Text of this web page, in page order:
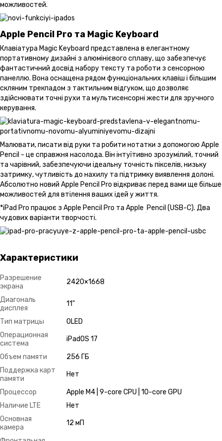
можливостей.
Apple Pencil Pro та Magic Keyboard
Клавіатура Magic Keyboard представлена в елегантному
портативному дизайні з алюмінієвого сплаву, що забезпечує
фантастичний досвід набору тексту та роботи з сенсорною
панеллю. Вона оснащена рядом функціональних клавіш і більшим
скляним трекпадом з тактильним відгуком, що дозволяє
здійснювати точні рухи та мультисенсорні жести для зручного
керування.
Малювати, писати від руки та робити нотатки з допомогою Apple
Pencil - це справжня насолода. Він інтуїтивно зрозумілий, точний
та чарівний, забезпечуючи ідеальну точність пікселів, низьку
затримку, чутливість до нахилу та підтримку виявлення долоні.
Абсолютно новий Apple Pencil Pro відкриває перед вами ще більше
можливостей для втілення ваших ідей у життя.
*iPad Pro працює з Apple Pencil Pro та Apple Pencil (USB-C). Два
чудових варіанти творчості.
Характеристики
Разрешение
экрана
2420×1668
Диагональ
дисплея
11"
Тип матрицы
OLED
Операционная
система
iPadOS 17
Объем памяти
256 ГБ
Поддержка карт
памяти
Нет
Процессор
Apple M4 | 9-core CPU | 10-core GPU
Наличие LTE
Нет
Основная
камера
12 мП